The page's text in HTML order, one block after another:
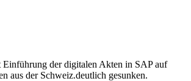
der digitalen Akten in SAP auf
aus der Schweiz.deutlich gesunken.